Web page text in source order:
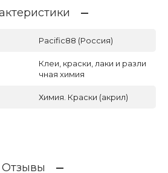
Pacific88 (Россия)
Клеи, краски, лаки и разли
чная химия
Химия. Краски (акрил)
Отзывы